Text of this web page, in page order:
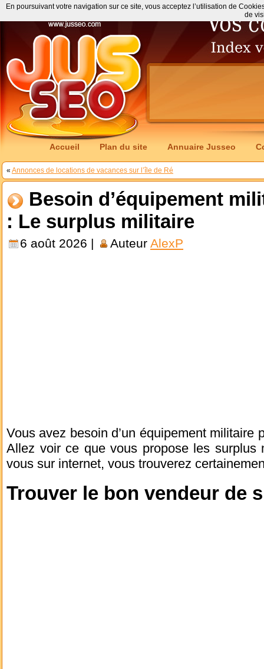
Accueil Plan du site Annuaire Jusseo
« Annonces de locations de vacances sur l’île de Ré
Besoin d’équipement
: Le surplus militaire
6 août 2026 | Auteur AlexP
Vous avez besoin d’un équipement militaire
Allez voir ce que vous propose les surplus
vous sur internet, vous trouverez
Trouver le bon vendeur de
En poursuivant votre navigation sur ce site, vous acceptez l’utilisation de
de